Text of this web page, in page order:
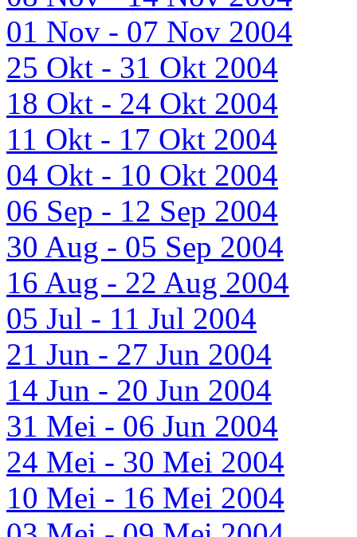
01 Nov - 07 Nov 2004
25 Okt - 31 Okt 2004
18 Okt - 24 Okt 2004
11 Okt - 17 Okt 2004
04 Okt - 10 Okt 2004
06 Sep - 12 Sep 2004
30 Aug - 05 Sep 2004
16 Aug - 22 Aug 2004
05 Jul - 11 Jul 2004
21 Jun - 27 Jun 2004
14 Jun - 20 Jun 2004
31 Mei - 06 Jun 2004
24 Mei - 30 Mei 2004
10 Mei - 16 Mei 2004